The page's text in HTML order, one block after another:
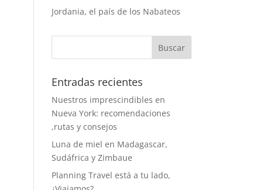
Jordania, el país de los Nabateos
Entradas recientes
Nuestros imprescindibles en
Nueva York: recomendaciones
,rutas y consejos
Luna de miel en Madagascar,
Sudáfrica y Zimbaue
Planning Travel está a tu lado,